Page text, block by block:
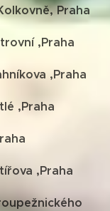
Praha
,Praha
,Praha
,Praha
,Praha